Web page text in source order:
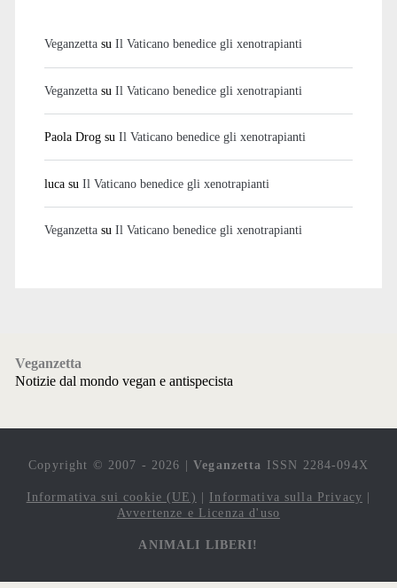
Veganzettasu Il Vaticano benedice gli xenotrapianti
Veganzettasu Il Vaticano benedice gli xenotrapianti
Paola Drogsu Il Vaticano benedice gli xenotrapianti
lucasu Il Vaticano benedice gli xenotrapianti
Veganzettasu Il Vaticano benedice gli xenotrapianti
Veganzetta
Notizie dal mondo vegan e antispecista
Copyright © 2007 - 2026 |Veganzetta ISSN 2284-094X
Informativa sui cookie (UE) | Informativa sulla Privacy |
Avvertenze e Licenza d'uso
ANIMALI LIBERI!